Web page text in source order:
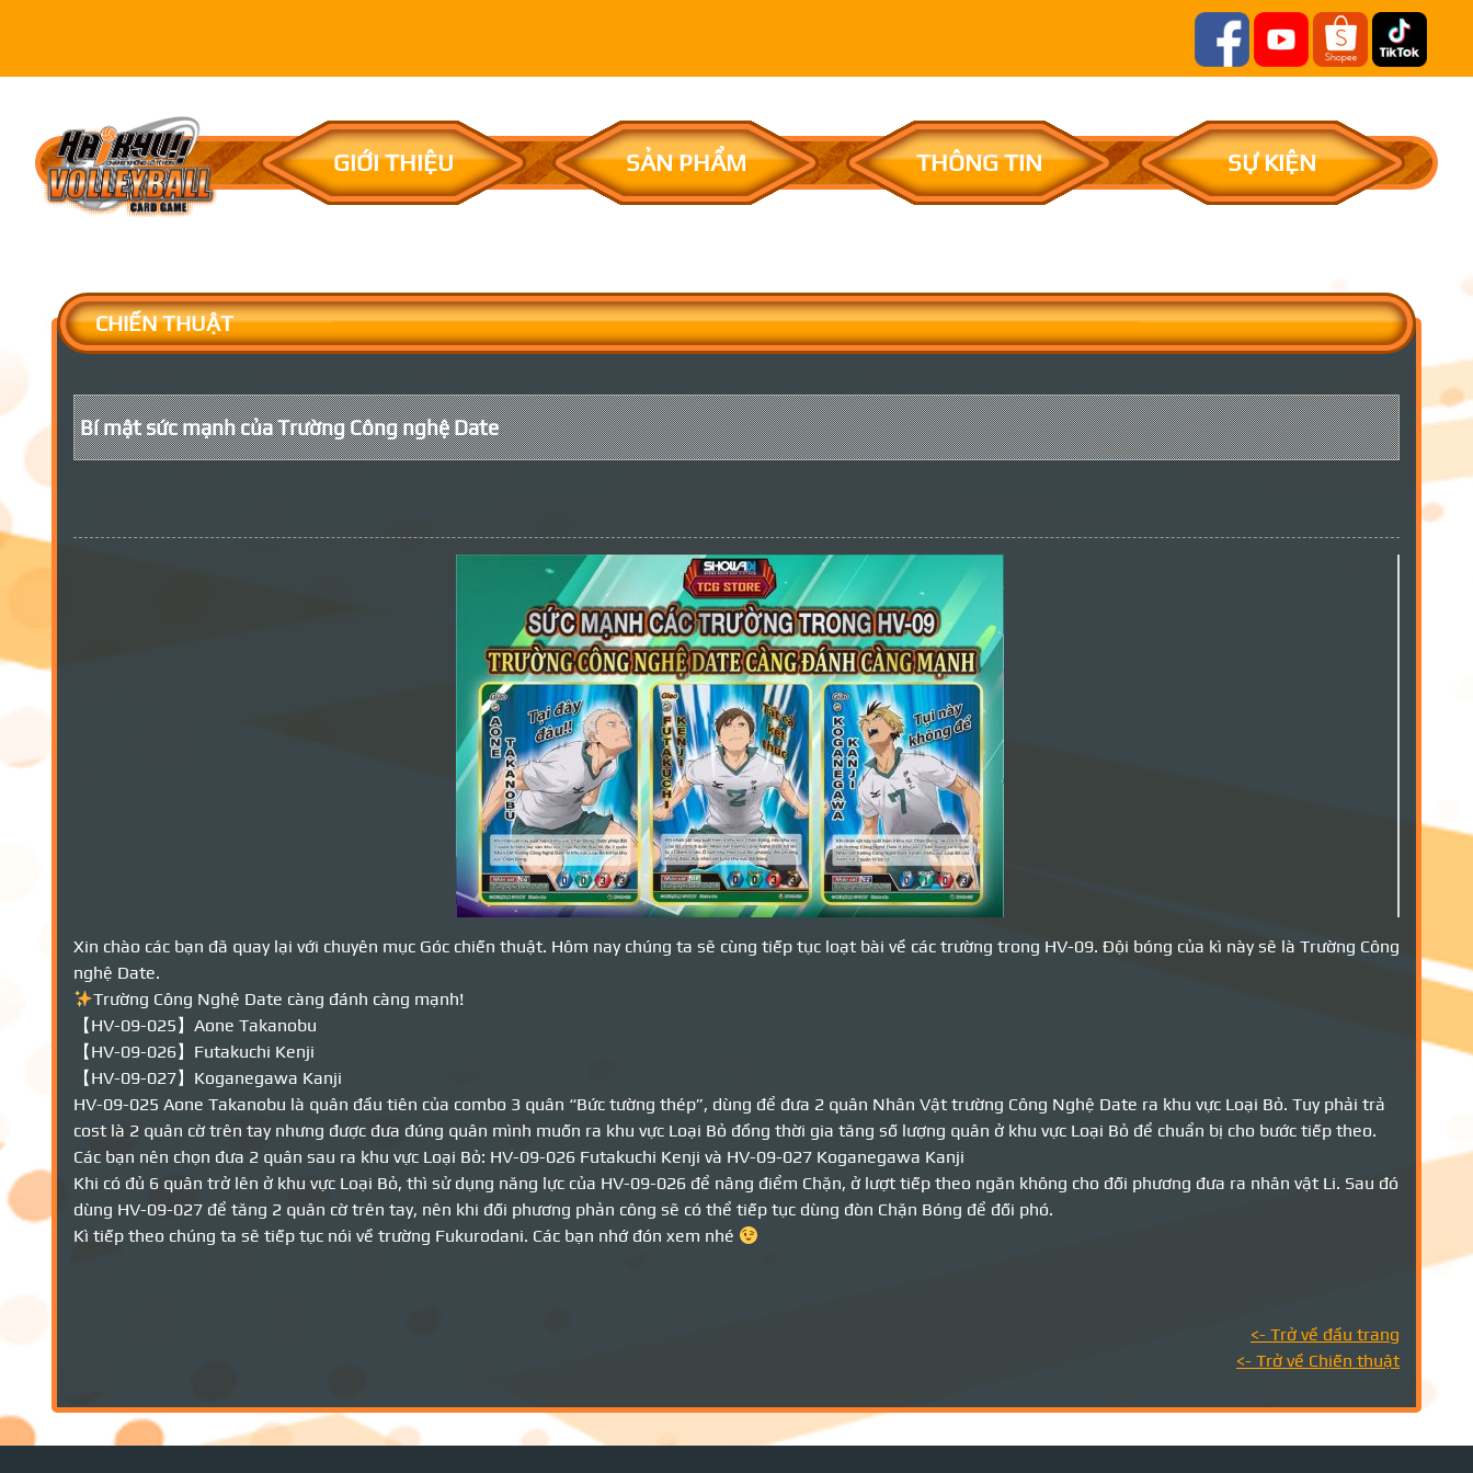
GIỚI THIỆU SẢN PHẨM THÔNG TIN SỰ KIỆN
CHIẾN THUẬT
Bí mật sức mạnh của Trường Công nghệ Date
Xin chào các bạn đã quay lại với chuyên mục Góc chiến thuật. Hôm nay chúng ta sẽ cùng tiếp tục loạt bài về các trường trong HV-09. Đội bóng của kì này sẽ là Trường Công
nghệ Date.
Trường Công Nghệ Date càng đánh càng mạnh!
【HV-09-025】Aone Takanobu
【HV-09-026】Futakuchi Kenji
【HV-09-027】Koganegawa Kanji
HV-09-025 Aone Takanobu là quân đầu tiên của combo 3 quân “Bức tường thép”, dùng để đưa 2 quân Nhân Vật trường Công Nghệ Date ra khu vực Loại Bỏ. Tuy phải trả
cost là 2 quân cờ trên tay nhưng được đưa đúng quân mình muốn ra khu vực Loại Bỏ đồng thời gia tăng số lượng quân ở khu vực Loại Bỏ để chuẩn bị cho bước tiếp theo.
Các bạn nên chọn đưa 2 quân sau ra khu vực Loại Bỏ: HV-09-026 Futakuchi Kenji và HV-09-027 Koganegawa Kanji
Khi có đủ 6 quân trở lên ở khu vực Loại Bỏ, thì sử dụng năng lực của HV-09-026 để nâng điểm Chặn, ở lượt tiếp theo ngăn không cho đối phương đưa ra nhân vật Li. Sau đó
dùng HV-09-027 để tăng 2 quân cờ trên tay, nên khi đối phương phản công sẽ có thể tiếp tục dùng đòn Chặn Bóng để đối phó.
Kì tiếp theo chúng ta sẽ tiếp tục nói về trường Fukurodani. Các bạn nhớ đón xem nhé
<- Trở về đầu trang
<- Trở về Chiến thuật